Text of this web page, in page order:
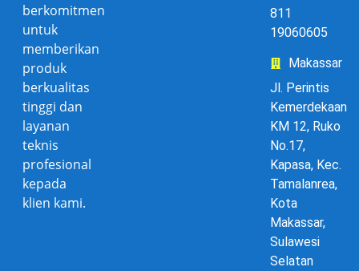
berkomitmen
untuk
memberikan
produk
berkualitas
tinggi dan
layanan
teknis
profesional
kepada
klien kami.
811
19060605
Makassar
Jl. Perintis
Kemerdekaan
KM 12, Ruko
No.17,
Kapasa, Kec.
Tamalanrea,
Kota
Makassar,
Sulawesi
Selatan